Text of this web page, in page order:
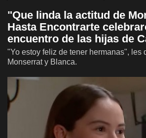
"Que linda la actitud de
Hasta Encontrarte
encuentro de las hijas de
"Yo estoy feliz de tener hermanas", les
Monserrat y Blanca.